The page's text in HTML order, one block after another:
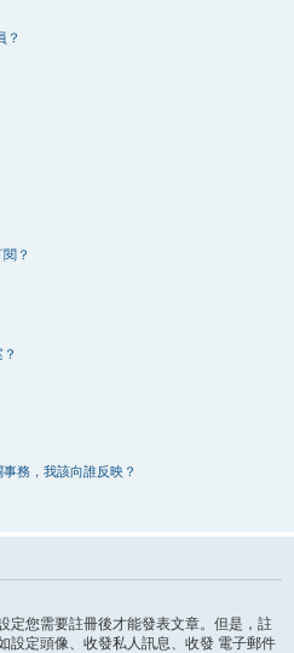
？
？
務，我該向誰反映？
定您需要註冊後才能發表文章。但是，註
設定頭像、收發私人訊息、收發 電子郵件